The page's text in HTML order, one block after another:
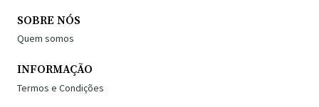
SOBRE NÓS
Quem somos
INFORMAÇÃO
Termos e Condições